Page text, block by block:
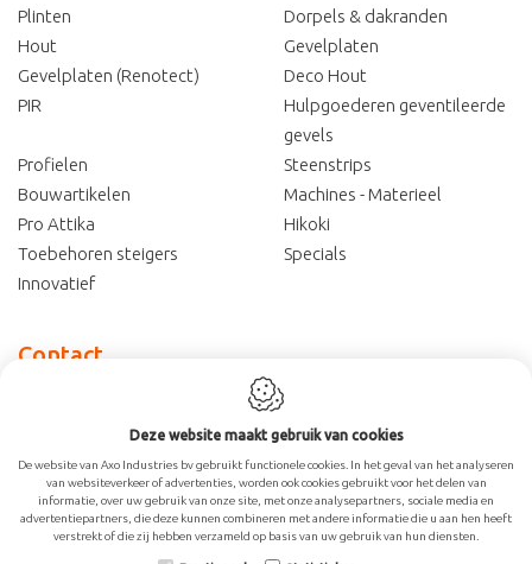
Plinten
Dorpels & dakranden
Hout
Gevelplaten
Gevelplaten (Renotect)
Deco Hout
PIR
Hulpgoederen geventileerde
gevels
Profielen
Steenstrips
Bouwartikelen
Machines - Materieel
Pro Attika
Hikoki
Toebehoren steigers
Specials
Innovatief
Contact
8930Menen
België
Deze website maakt gebruik van cookies
De website van Axo Industries bv gebruikt functionele cookies. In het geval van het analyseren
van websiteverkeer of advertenties, worden ook cookies gebruikt voor het delen van
informatie, over uw gebruik van onze site, met onze analysepartners, sociale media en
advertentiepartners, die deze kunnen combineren met andere informatie die u aan hen heeft
verstrekt of die zij hebben verzameld op basis van uw gebruik van hun diensten.